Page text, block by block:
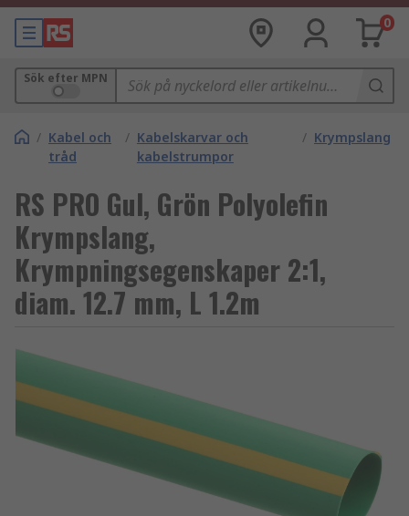
0
Sök efter MPN
/ Kabel och
tråd
/ Kabelskarvar och
kabelstrumpor
/ Krympslang
RS PRO Gul, Grön Polyolefin
Krympslang,
Krympningsegenskaper 2:1,
diam. 12.7 mm, L 1.2m